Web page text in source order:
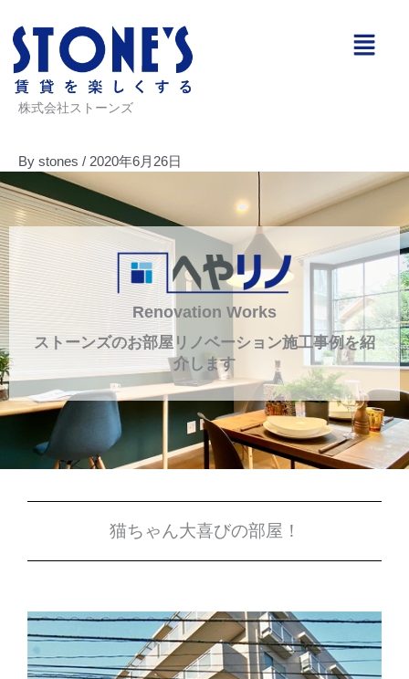
株式会社ストーンズ
メ
ニ
By stones / 2020年6月26日
Renovation Works
ストーンズのお部屋リノベーション施工事例を紹
介します
猫ちゃん大喜びの部屋！